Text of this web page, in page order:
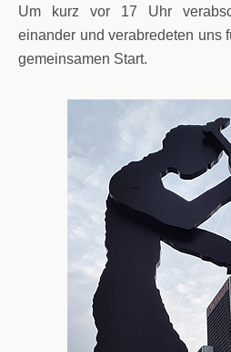
Um kurz vor 17 Uhr
einander und verabredeten uns
gemeinsamen Start.